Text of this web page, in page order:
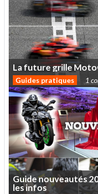
Lafuturegrille
Guides pratiques 1
Guidenouveautés
lesinfos